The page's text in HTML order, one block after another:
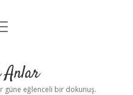
Anlar
güne eğlenceli bir dokunuş.